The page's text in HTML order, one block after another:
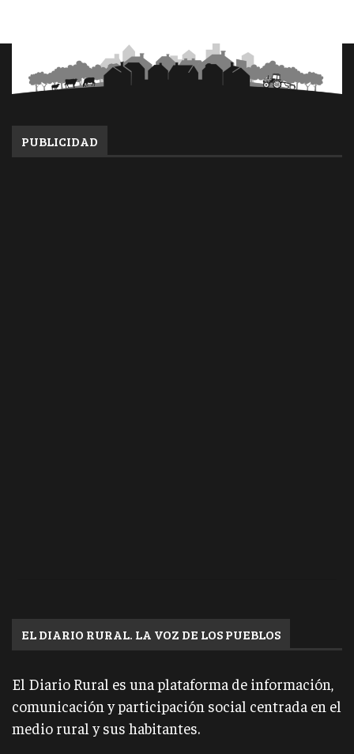
PUBLICIDAD
EL DIARIO RURAL. LA VOZ DE LOS PUEBLOS
El Diario Rural es una plataforma de información,
comunicación y participación social centrada en el
medio rural y sus habitantes.